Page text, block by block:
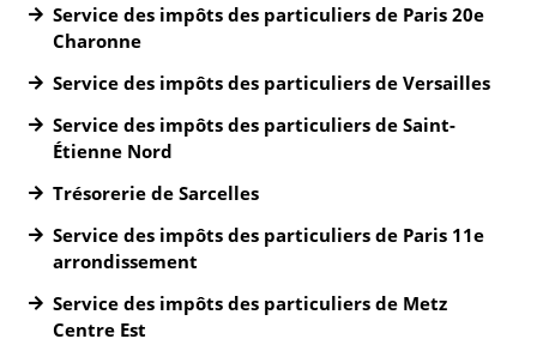
Service des impôts des particuliers de Paris 20e
Charonne
Service des impôts des particuliers de Versailles
Service des impôts des particuliers de Saint-
Étienne Nord
Trésorerie de Sarcelles
Service des impôts des particuliers de Paris 11e
arrondissement
Service des impôts des particuliers de Metz
Centre Est